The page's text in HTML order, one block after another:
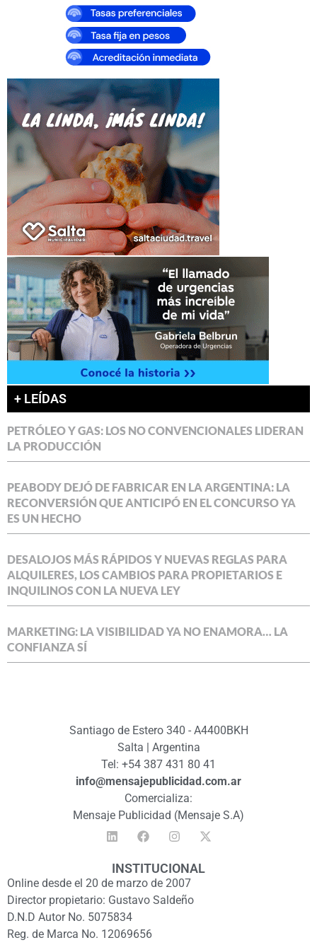
+ LEÍDAS
PETRÓLEO Y GAS: LOS NO CONVENCIONALES LIDERAN
LA PRODUCCIÓN
PEABODY DEJÓ DE FABRICAR EN LA ARGENTINA: LA
RECONVERSIÓN QUE ANTICIPÓ EN EL CONCURSO YA
ES UN HECHO
DESALOJOS MÁS RÁPIDOS Y NUEVAS REGLAS PARA
ALQUILERES, LOS CAMBIOS PARA PROPIETARIOS E
INQUILINOS CON LA NUEVA LEY
MARKETING: LA VISIBILIDAD YA NO ENAMORA… LA
CONFIANZA SÍ
Santiago de Estero 340 - A4400BKH
Salta | Argentina
Tel: +54 387 431 80 41
info@mensajepublicidad.com.ar
Comercializa:
Mensaje Publicidad (Mensaje S.A)
INSTITUCIONAL
Online desde el 20 de marzo de 2007
Director propietario: Gustavo Saldeño
D.N.D Autor No. 5075834
Reg. de Marca No. 12069656